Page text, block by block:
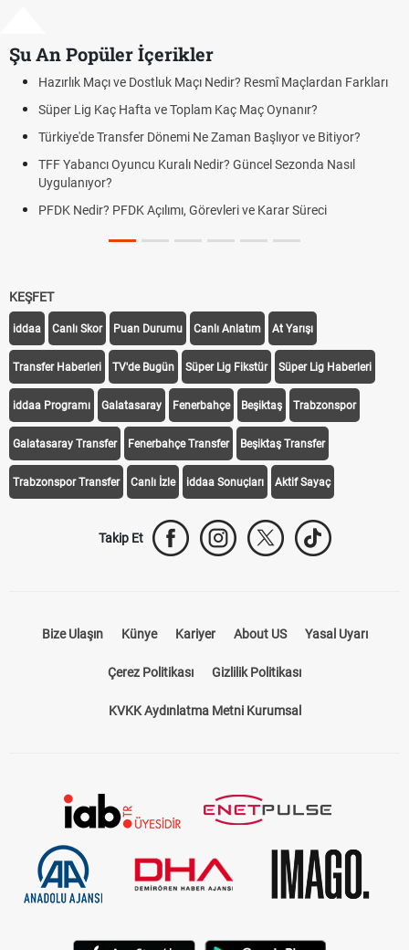
Şu An Popüler İçerikler
Maçlardan Farkları
Oynanır?
ve Bitiyor?
Sezonda Nasıl
Karar Süreci
Puan Durumunda AG, OM ve Diğer
Skor Ne Demek? Sporda Skor ve Sonuç
Futbol Nasıl Oynanır? Temel Futbol
Deplasman Golü Kuralı Nedir? Hangi
DGS Sonuçları Ne Zaman Açıklanacak
KEŞFET
iddaa Canlı Skor Puan Durumu Canlı Anlatım At Yarışı
Transfer Haberleri TV'de Bugün Süper Lig Fikstür Süper Lig Haberleri
iddaa Programı Galatasaray Fenerbahçe Beşiktaş Trabzonspor
Galatasaray Transfer Fenerbahçe Transfer Beşiktaş Transfer
Trabzonspor Transfer Canlı İzle iddaa Sonuçları Aktif Sayaç